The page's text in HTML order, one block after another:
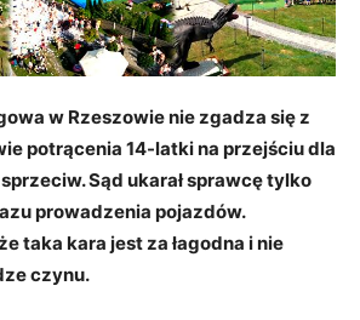
w Rzeszowie nie zgadza się z
potrącenia 14-latki na przejściu dla
Sąd ukarał sprawcę tylko
prowadzenia pojazdów.
taka kara jest za łagodna i nie
czynu.